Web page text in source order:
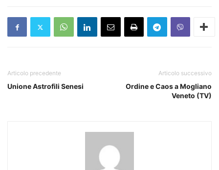
Articolo precedente
Unione Astrofili Senesi
Articolo successivo
Ordine e Caos a Mogliano
Veneto (TV)